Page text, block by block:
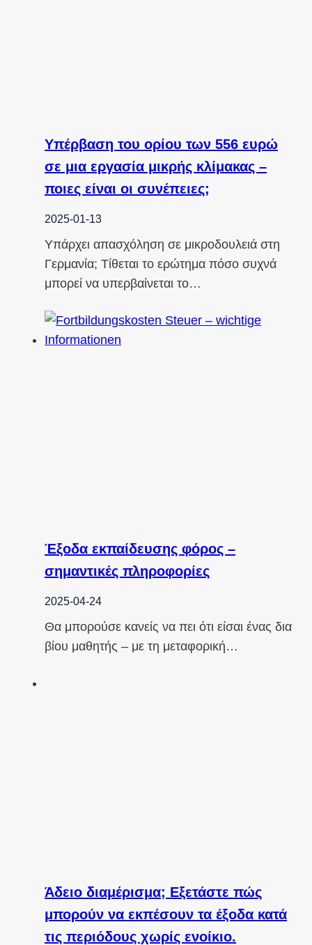
Υπέρβαση του ορίου των 556 ευρώ
σε μια εργασία μικρής κλίμακας –
ποιες είναι οι συνέπειες;
2025-01-13
Υπάρχει απασχόληση σε μικροδουλειά στη
Γερμανία; Τίθεται το ερώτημα πόσο συχνά
μπορεί να υπερβαίνεται το…
Έξοδα εκπαίδευσης φόρος –
σημαντικές πληροφορίες
2025-04-24
Θα μπορούσε κανείς να πει ότι είσαι ένας δια
βίου μαθητής – με τη μεταφορική…
Άδειο διαμέρισμα; Εξετάστε πώς
μπορούν να εκπέσουν τα έξοδα κατά
τις περιόδους χωρίς ενοίκιο.